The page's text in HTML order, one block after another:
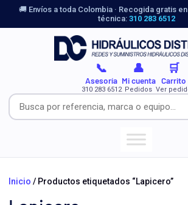
🚚 Envíos a toda Colombia · Recogida gratis
técnica: 310 283 6512
📞
Asesoría
310 283 6512
👤
Mi cuenta
Pedidos
🛒
Carrito
Ver
Inicio / Productos etiquetados “Lapicero”